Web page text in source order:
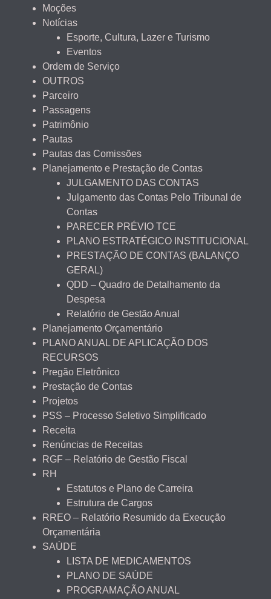
Moções
Notícias
Esporte, Cultura, Lazer e Turismo
Eventos
Ordem de Serviço
OUTROS
Parceiro
Passagens
Patrimônio
Pautas
Pautas das Comissões
Planejamento e Prestação de Contas
JULGAMENTO DAS CONTAS
Julgamento das Contas Pelo Tribunal de
Contas
PARECER PRÉVIO TCE
PLANO ESTRATÉGICO INSTITUCIONAL
PRESTAÇÃO DE CONTAS (BALANÇO
GERAL)
QDD – Quadro de Detalhamento da
Despesa
Relatório de Gestão Anual
Planejamento Orçamentário
PLANO ANUAL DE APLICAÇÃO DOS
RECURSOS
Pregão Eletrônico
Prestação de Contas
Projetos
PSS – Processo Seletivo Simplificado
Receita
Renúncias de Receitas
RGF – Relatório de Gestão Fiscal
RH
Estatutos e Plano de Carreira
Estrutura de Cargos
RREO – Relatório Resumido da Execução
Orçamentária
SAÚDE
LISTA DE MEDICAMENTOS
PLANO DE SAÚDE
PROGRAMAÇÃO ANUAL